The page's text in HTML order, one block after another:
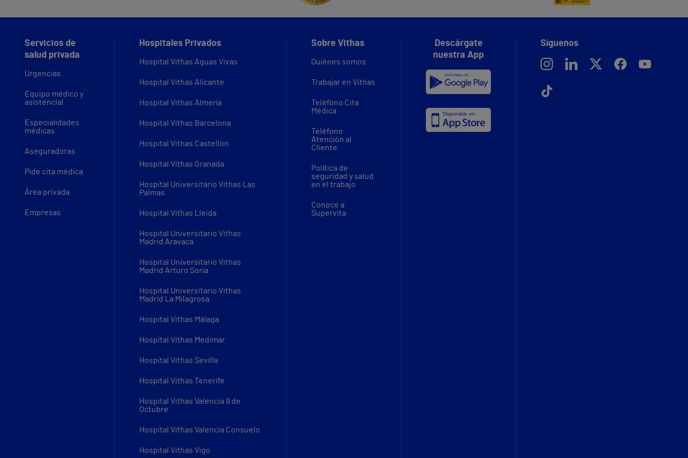
Servicios de
salud privada
Urgencias
Equipo médico y
asistencial
Especialidades
médicas
Aseguradoras
Pide cita médica
Área privada
Empresas
Hospitales Privados
Hospital Vithas Aguas Vivas
Hospital Vithas Alicante
Hospital Vithas Almería
Hospital Vithas Barcelona
Hospital Vithas Castellón
Hospital Vithas Granada
Hospital Universitario Vithas Las
Palmas
Hospital Vithas Lleida
Hospital Universitario Vithas
Madrid Aravaca
Hospital Universitario Vithas
Madrid Arturo Soria
Hospital Universitario Vithas
Madrid La Milagrosa
Hospital Vithas Málaga
Hospital Vithas Medimar
Hospital Vithas Sevilla
Hospital Vithas Tenerife
Hospital Vithas Valencia 9 de
Octubre
Hospital Vithas Valencia Consuelo
Hospital Vithas Vigo
Sobre Vithas
Quiénes somos
Trabajar en Vithas
Teléfono Cita
Médica
Teléfono
Atención al
Cliente
Política de
seguridad y salud
en el trabajo
Conoce a
Supervita
Descárgate
nuestra App
Síguenos